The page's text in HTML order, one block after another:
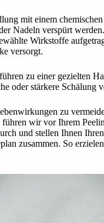
mit einem
Nadeln verspürt
Wirkstoffe
versorgt.
zu einer gezielten
oder stärkere Schälung
zu
führen wir vor Ihrem
und stellen Ihnen
zusammen. So